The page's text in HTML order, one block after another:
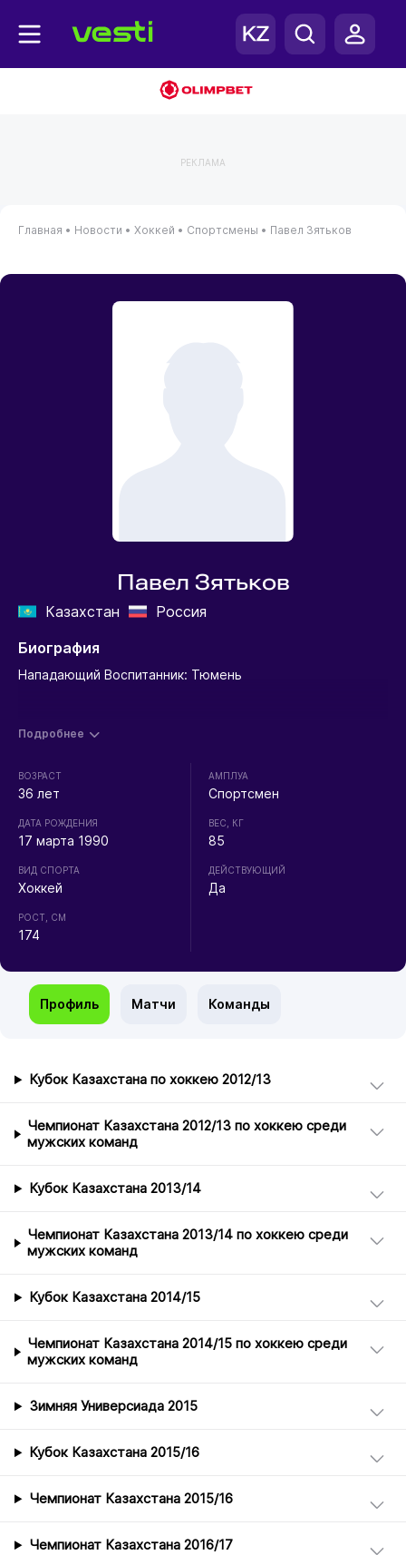
РЕКЛАМА
Главная • Новости • Хоккей • Спортсмены • Павел Зятьков
Павел Зятьков
Казахстан
Россия
Биография
Нападающий Воспитанник: Тюмень
Подробнее
ВОЗРАСТ
36 лет
ДАТА РОЖДЕНИЯ
17 марта 1990
ВИД СПОРТА
Хоккей
РОСТ, СМ
174
АМПЛУА
Спортсмен
ВЕС, КГ
85
ДЕЙСТВУЮЩИЙ
Да
Профиль Матчи Команды
Кубок Казахстана по хоккею 2012/13
Чемпионат Казахстана 2012/13 по хоккею среди
мужских команд
Кубок Казахстана 2013/14
Чемпионат Казахстана 2013/14 по хоккею среди
мужских команд
Кубок Казахстана 2014/15
Чемпионат Казахстана 2014/15 по хоккею среди
мужских команд
Зимняя Универсиада 2015
Кубок Казахстана 2015/16
Чемпионат Казахстана 2015/16
Чемпионат Казахстана 2016/17